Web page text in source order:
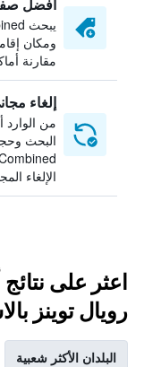
ومكان
مقارنة
إلغاء
من
البحث
الإلغاء
اعثر على
رويال توينز
البلدان الأكثر شعبية